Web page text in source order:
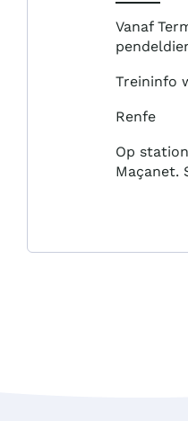
Vanaf
Treininfo
Renfe
Op
Maçanet.